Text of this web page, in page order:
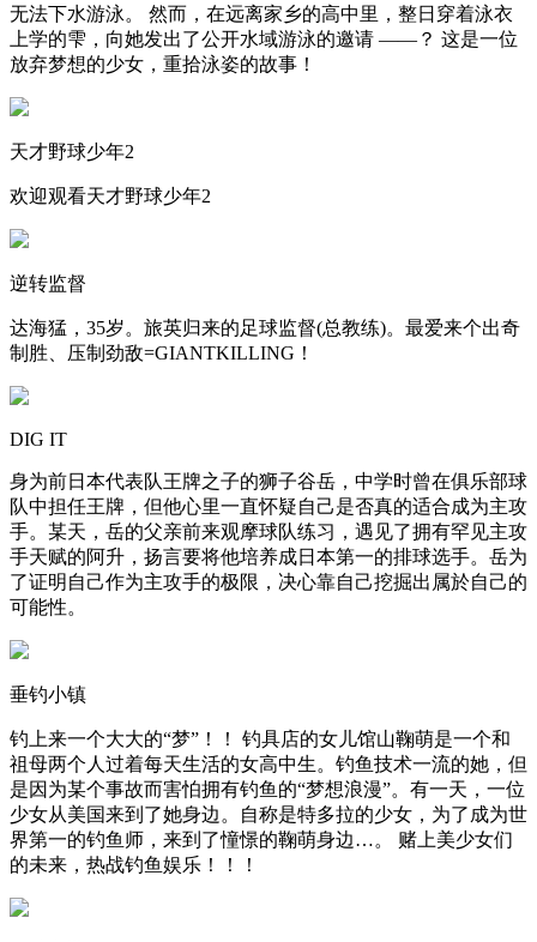
无法下水游泳。 然而，在远离家乡的高中里，整日穿着泳衣
上学的雫，向她发出了公开水域游泳的邀请 ——？ 这是一位
放弃梦想的少女，重拾泳姿的故事！
天才野球少年2
欢迎观看天才野球少年2
逆转监督
达海猛，35岁。旅英归来的足球监督(总教练)。最爱来个出奇
制胜、压制劲敌=GIANTKILLING！
DIG IT
身为前日本代表队王牌之子的狮子谷岳，中学时曾在俱乐部球
队中担任王牌，但他心里一直怀疑自己是否真的适合成为主攻
手。某天，岳的父亲前来观摩球队练习，遇见了拥有罕见主攻
手天赋的阿升，扬言要将他培养成日本第一的排球选手。岳为
了证明自己作为主攻手的极限，决心靠自己挖掘出属於自己的
可能性。
垂钓小镇
钓上来一个大大的“梦”！！ 钓具店的女儿馆山鞠萌是一个和
祖母两个人过着每天生活的女高中生。钓鱼技术一流的她，但
是因为某个事故而害怕拥有钓鱼的“梦想浪漫”。有一天，一位
少女从美国来到了她身边。自称是特多拉的少女，为了成为世
界第一的钓鱼师，来到了憧憬的鞠萌身边…。 赌上美少女们
的未来，热战钓鱼娱乐！！！